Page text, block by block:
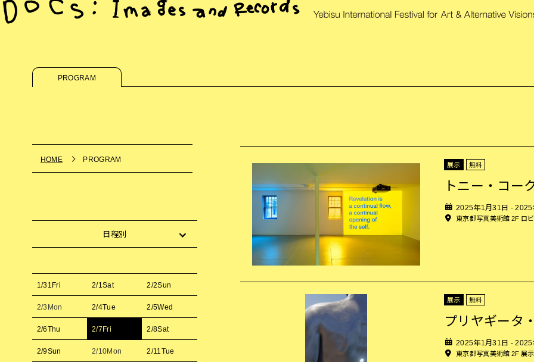
PROGRAM
HOME PROGRAM
日程別
1/31Fri 2/1Sat 2/2Sun
2/3Mon 2/4Tue 2/5Wed
2/6Thu 2/7Fri 2/8Sat
2/9Sun 2/10Mon 2/11Tue
展示 無料
トニー・コー
2025年1月31日 - 2025
東京都写真美術館 2F ロ
展示 無料
プリヤギータ
2025年1月31日 - 2025
東京都写真美術館 2F 展